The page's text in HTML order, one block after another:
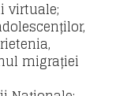
virtuale;
migrației